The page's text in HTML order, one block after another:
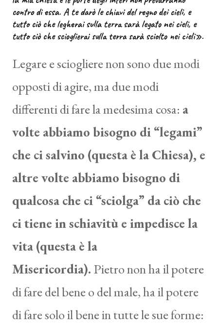
contro di essa. A te darò le chiavi del regno dei cieli, e
tutto ciò che legherai sulla terra sarà legato nei cieli, e
tutto ciò che scioglierai sulla terra sarà sciolto nei cieli».
Legare e sciogliere non sono due modi
opposti di agire, ma due modi
differenti di fare la medesima cosa: a
volte abbiamo bisogno di “legami”
che ci salvino (questa è la Chiesa), e
altre volte abbiamo bisogno di
qualcosa che ci “sciolga” da ciò che
ci tiene in schiavitù e impedisce la
vita (questa è la
Misericordia). Pietro non ha il potere
di fare del bene o del male, ha il potere
di fare solo il bene in tutte le sue forme: